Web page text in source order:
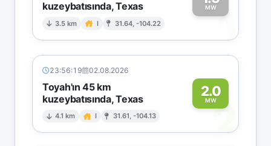
kuzeybatısında, Texas
3.5 km I 31.64, -104.22
MW1
23:56:19 02.08.2026
Toyah'ın 45 km
kuzeybatısında, Texas
4.1 km I 31.61, -104.13
2.0
MW2